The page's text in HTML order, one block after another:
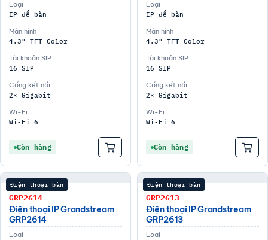
Loại
IP để bàn
Màn hình
4.3" TFT Color
Tài khoản SIP
16 SIP
Cổng kết nối
2× Gigabit
Wi-Fi
Wi-Fi 6
Còn hàng
Loại
IP để bàn
Màn hình
4.3" TFT Color
Tài khoản SIP
16 SIP
Cổng kết nối
2× Gigabit
Wi-Fi
Wi-Fi 6
Còn hàng
Điện thoại bàn
GRP2614
Điện thoại IP Grandstream
GRP2614
Loại
Điện thoại bàn
GRP2613
Điện thoại IP Grandstream
GRP2613
Loại